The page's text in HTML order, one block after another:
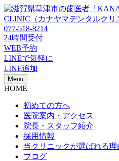
077-518-8214
24時間受付
WEB予約
LINEで気軽に
LINE追加
Menu
HOME
初めての方へ
医院案内・アクセス
院長・スタッフ紹介
採用情報
当クリニックが選ばれる理
ブログ